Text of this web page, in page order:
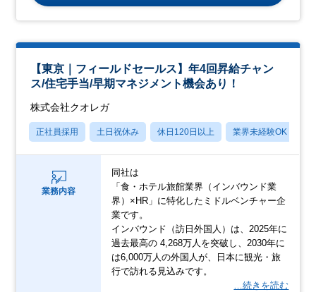
【東京｜フィールドセールス】年4回昇給チャン
ス/住宅手当/早期マネジメント機会あり！
株式会社クオレガ
正社員採用 土日祝休み 休日120日以上 業界未経験OK
業務内容
同社は
「食・ホテル旅館業界（インバウンド業
界）×HR」に特化したミドルベンチャー企
業です。
インバウンド（訪日外国人）は、2025年に
過去最高の 4,268万人を突破し、2030年に
は6,000万人の外国人が、日本に観光・旅
行で訪れる見込みです。
…続きを読む